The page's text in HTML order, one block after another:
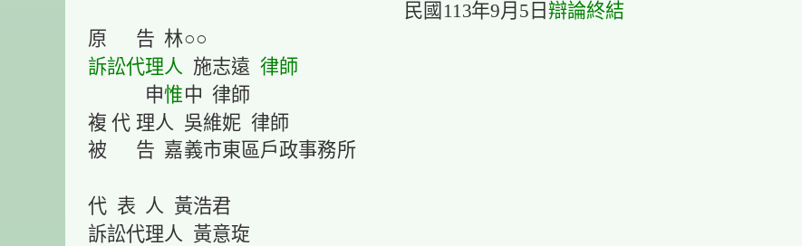
民國113年9月5日 辯論終結
原 告 林○○
訴訟代理人 施志遠律師
申惟中 律師
複 代 理人 吳維妮 律師
被 告 嘉義市東區戶政事務所
代 表 人 黃浩君
訴訟代理人 黃意琁